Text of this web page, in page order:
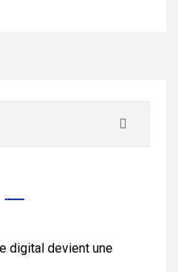
digital devient une